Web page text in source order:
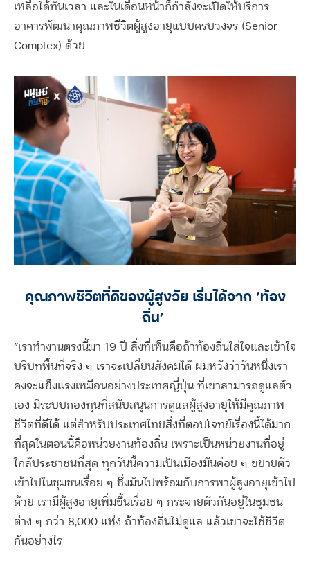
เหลือได้ทันเวลา และในเดือนหน้าก็กำลังจะเปิดให้บริการ
อาคารพัฒนาคุณภาพชีวิตผู้สูงอายุแบบครบวงจร (Senior
Complex) ด้วย
คุณภาพชีวิตที่ดีของผู้สูงวัย เริ่มได้จาก ‘ท้อง
ถิ่น’
“เราทำงานตรงนี้มา 19 ปี สิ่งที่เห็นคือถ้าท้องถิ่นใส่ใจและเข้าใจ
บริบทพื้นที่จริง ๆ เราจะเปลี่ยนสังคมได้ ผมหวังว่าวันหนึ่งเรา
คงจะแข็งแรงเหมือนอย่างประเทศญี่ปุ่น ที่เขาสามารถดูแลตัว
เอง มีระบบกองทุนที่สนับสนุนการดูแลผู้สูงอายุให้มีคุณภาพ
ชีวิตที่ดีได้ แต่สำหรับประเทศไทยสิ่งที่ตอบโจทย์เรื่องนี้ได้มาก
ที่สุดในตอนนี้คือหน่วยงานท้องถิ่น เพราะเป็นหน่วยงานที่อยู่
ใกล้ประชาชนที่สุด ทุกวันนี้ความเป็นเมืองมันค่อย ๆ ขยายตัว
เข้าไปในชุมชนเรื่อย ๆ ซึ่งมันไปพร้อมกับการพาผู้สูงอายุเข้าไป
ด้วย เรามีผู้สูงอายุเพิ่มขึ้นเรื่อย ๆ กระจายตัวกันอยู่ในชุมชน
ต่าง ๆ กว่า 8,000 แห่ง ถ้าท้องถิ่นไม่ดูแล แล้วเขาจะใช้ชีวิต
กันอย่างไร